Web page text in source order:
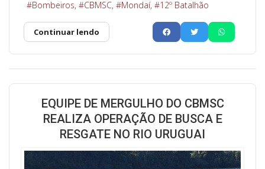
Bombeiros CBMSC Mondaí 12º Batalhão
Continuar lendo
EQUIPE DE MERGULHO DO CBMSC
REALIZA OPERAÇÃO DE BUSCA E
RESGATE NO RIO URUGUAI